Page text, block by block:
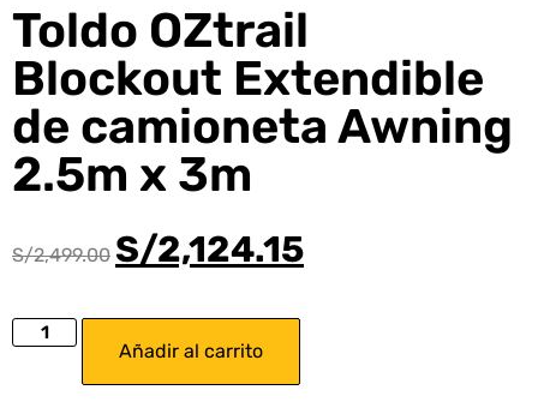
Toldo OZtrail
Blockout Extendible
de camioneta Awning
2.5m x 3m
S/2,499.00 S/2,124.15
Añadir al carrito